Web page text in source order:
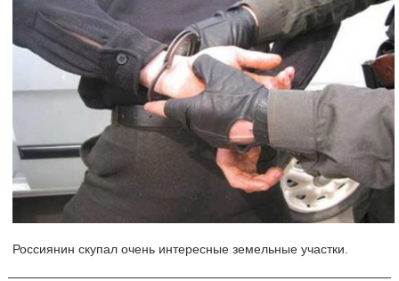
Россиянин скупал очень интересные земельные участки.